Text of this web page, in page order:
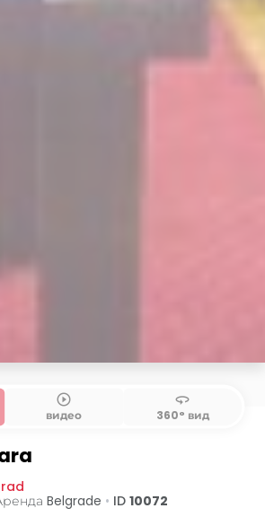
play_circle_outline
видео
360
360° вид
Belgrade • ID 10072